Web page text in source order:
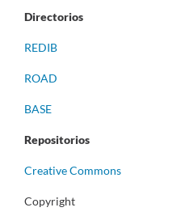
Directorios
REDIB
ROAD
BASE
Repositorios
Creative Commons
Copyright